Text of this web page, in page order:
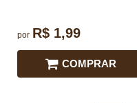
por R$ 1,99
COMPRAR